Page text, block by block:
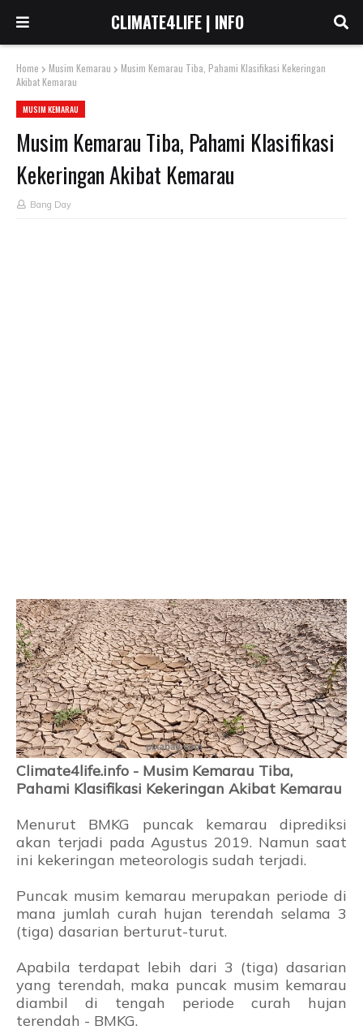
CLIMATE4LIFE | INFO
Home Musim Kemarau
Musim Kemarau Tiba, Pahami Klasifikasi Kekeringan
Akibat Kemarau
MUSIM KEMARAU
Musim Kemarau Tiba, Pahami Klasifikasi
Kekeringan Akibat Kemarau
Bang Day
Climate4life.info - Musim Kemarau Tiba,
Pahami Klasifikasi Kekeringan Akibat Kemarau
Menurut BMKG puncak kemarau diprediksi
akan terjadi pada Agustus 2019. Namun saat
ini kekeringan meteorologis sudah terjadi.
Puncak musim kemarau merupakan periode di
mana jumlah curah hujan terendah selama 3
(tiga) dasarian berturut-turut.
Apabila terdapat lebih dari 3 (tiga) dasarian
yang terendah, maka puncak musim kemarau
diambil di tengah periode curah hujan
terendah - BMKG.